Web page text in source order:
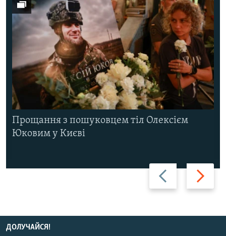
Назад Вперед
Прощання з пошуковцем тіл Олексієм
Юковим у Києві
ДОЛУЧАЙСЯ!